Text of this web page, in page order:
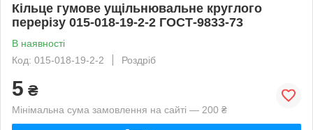
Кільце гумове ущільнювальне круглого
перерізу 015-018-19-2-2 ГОСТ-9833-73
В наявності
Код: 015-018-19-2-2
Роздріб
5 ₴
Мінімальна сума замовлення на сайті — 200 ₴